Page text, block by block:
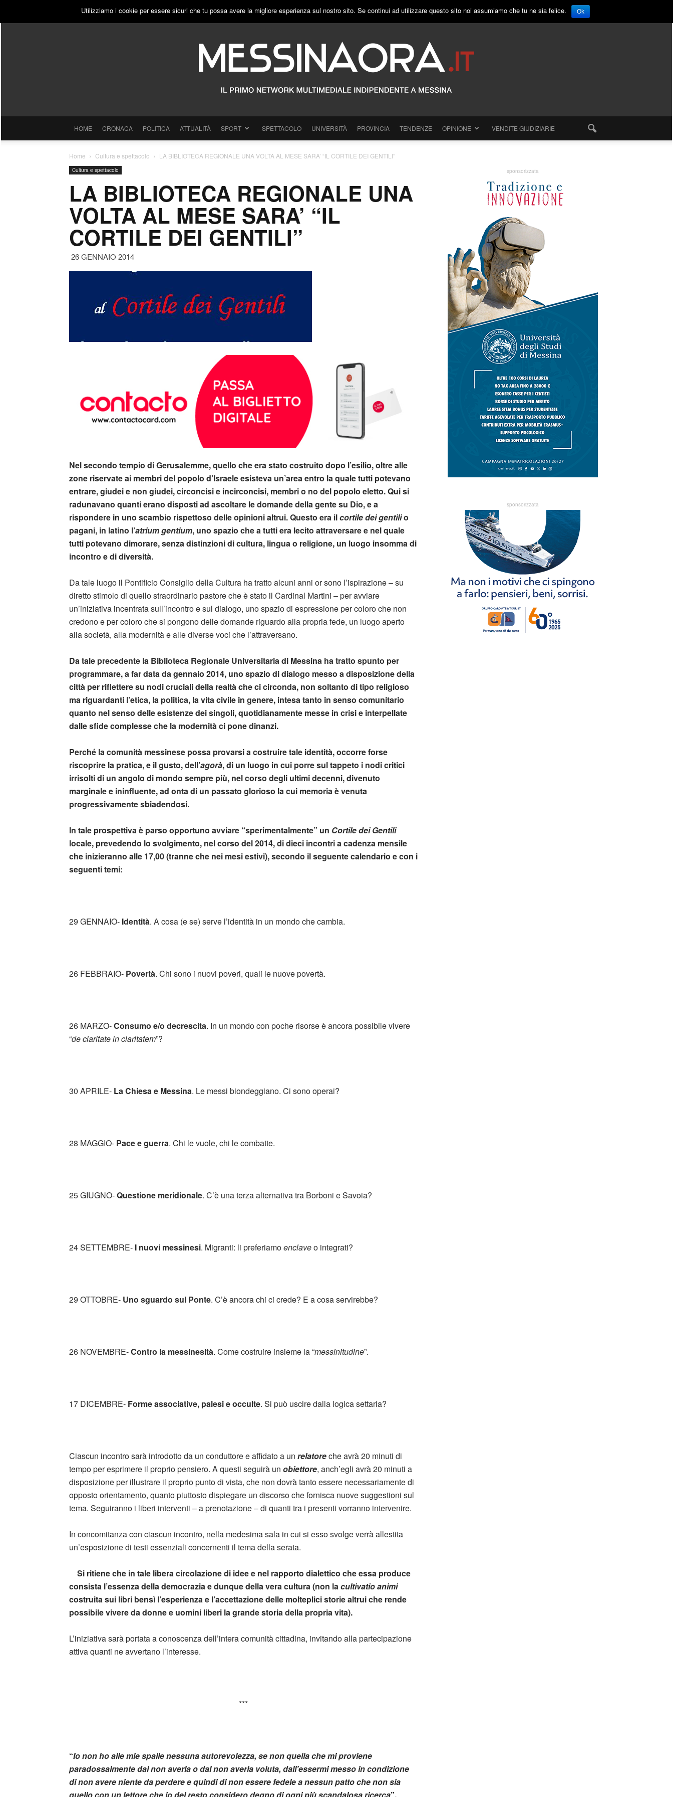
GIOVEDÌ, 6 AGOSTO 2026 PUBBLICITÀ
HOME CRONACA POLITICA ATTUALITÀ SPORT SPETTACOLO UNIVERSITÀ PROVINCIA TENDENZE OPINIONE VENDITE GIUDIZIARIE
Home Cultura e spettacolo LA BIBLIOTECA REGIONALE UNA VOLTA AL MESE SARA’ “IL CORTILE DEI GENTILI”
Cultura e spettacolo
LA BIBLIOTECA REGIONALE UNA
VOLTA AL MESE SARA’ “IL
CORTILE DEI GENTILI”
26 GENNAIO 2014
Nel secondo tempio di Gerusalemme, quello che era stato costruito dopo l’esilio, oltre alle
zone riservate ai membri del popolo d’Israele esisteva un’area entro la quale tutti potevano
entrare, giudei e non giudei, circoncisi e incirconcisi, membri o no del popolo eletto. Qui si
radunavano quanti erano disposti ad ascoltare le domande della gente su Dio, e a
rispondere in uno scambio rispettoso delle opinioni altrui. Questo era ilcortile dei gentilio
pagani, in latino l’atrium gentium, uno spazio che a tutti era lecito attraversare e nel quale
tutti potevano dimorare, senza distinzioni di cultura, lingua o religione, un luogo insomma di
incontro e di diversità.
Da tale luogo il Pontificio Consiglio della Cultura ha tratto alcuni anni or sono l’ispirazione – su
diretto stimolo di quello straordinario pastore che è stato il Cardinal Martini – per avviare
un’iniziativa incentrata sull’incontro e sul dialogo, uno spazio di espressione per coloro che non
credono e per coloro che si pongono delle domande riguardo alla propria fede, un luogo aperto
alla società, alla modernità e alle diverse voci che l’attraversano.
Da tale precedente la Biblioteca Regionale Universitaria di Messina ha tratto spunto per
programmare, a far data da gennaio 2014, uno spazio di dialogo messo a disposizione della
città per riflettere su nodi cruciali della realtà che ci circonda, non soltanto di tipo religioso
ma riguardanti l’etica, la politica, la vita civile in genere, intesa tanto in senso comunitario
quanto nel senso delle esistenze dei singoli, quotidianamente messe in crisi e interpellate
dalle sfide complesse che la modernità ci pone dinanzi.
Perché la comunità messinese possa provarsi a costruire tale identità, occorre forse
riscoprire la pratica, e il gusto, dell’agorà, di un luogo in cui porre sul tappeto i nodi critici
irrisolti di un angolo di mondo sempre più, nel corso degli ultimi decenni, divenuto
marginale e ininfluente, ad onta di un passato glorioso la cui memoria è venuta
progressivamente sbiadendosi.
In tale prospettiva è parso opportuno avviare “sperimentalmente” un Cortile dei Gentili
locale, prevedendo lo svolgimento, nel corso del 2014, di dieci incontri a cadenza mensile
che inizieranno alle 17,00 (tranne che nei mesi estivi), secondo il seguente calendario e con i
seguenti temi:
29 GENNAIO- Identità. A cosa (e se) serve l’identità in un mondo che cambia.
26 FEBBRAIO- Povertà. Chi sono i nuovi poveri, quali le nuove povertà.
26 MARZO-Consumo e/o decrescita. In un mondo con poche risorse è ancora possibile vivere
“de claritate in claritatem”?
30 APRILE- La Chiesa e Messina. Le messi biondeggiano. Ci sono operai?
28 MAGGIO- Pace e guerra. Chi le vuole, chi le combatte.
25 GIUGNO-Questione meridionale. C’è una terza alternativa tra Borboni e Savoia?
24 SETTEMBRE- I nuovi messinesi. Migranti: li preferiamoenclaveo integrati?
29 OTTOBRE- Uno sguardo sul Ponte. C’è ancora chi ci crede? E a cosa servirebbe?
26 NOVEMBRE-Contro la messinesità. Come costruire insieme la “messinitudine”.
17 DICEMBRE- Forme associative, palesi e occulte. Si può uscire dalla logica settaria?
Ciascun incontro sarà introdotto da un conduttore e affidato a un relatoreche avrà 20 minuti di
tempo per esprimere il proprio pensiero. A questi seguirà un obiettore, anch’egli avrà 20 minuti a
disposizione per illustrare il proprio punto di vista, che non dovrà tanto essere necessariamente di
opposto orientamento, quanto piuttosto dispiegare un discorso che fornisca nuove suggestioni sul
tema. Seguiranno i liberi interventi – a prenotazione – di quanti tra i presenti vorranno intervenire.
In concomitanza con ciascun incontro, nella medesima sala in cui si esso svolge verrà allestita
un’esposizione di testi essenziali concernenti il tema della serata.
Si ritiene che in tale libera circolazione di idee e nel rapporto dialettico che essa produce
consista l’essenza della democrazia e dunque della vera cultura (non la cultivatio animi
costruita sui libri bensì l’esperienza e l’accettazione delle molteplici storie altrui che rende
possibile vivere da donne e uomini liberi la grande storia della propria vita).
L’iniziativa sarà portata a conoscenza dell’intera comunità cittadina, invitando alla partecipazione
attiva quanti ne avvertano l’interesse.
***
“Io non ho alle mie spalle nessuna autorevolezza, se non quella che mi proviene
paradossalmente dal non averla o dal non averla voluta, dall’essermi messo in condizione
di non avere niente da perdere e quindi di non essere fedele a nessun patto che non sia
quello con un lettore che io del resto considero degno di ogni più scandalosa ricerca”.
sponsorizzata
sponsorizzata
Utilizziamo i cookie per essere sicuri che tu possa avere la migliore esperienza sul nostro sito. Se continui ad utilizzare questo sito noi assumiamo che tu ne sia felice. Ok